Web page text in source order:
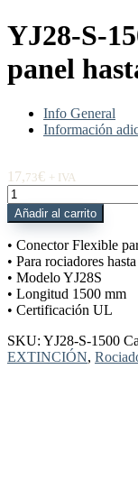
YJ28-S-
panel
Info General
Información
17,73€ + IVA
YJ28-
S-
1500
Conector
Flexible
panel
hasta
K200
mm
UL
Añadir al carrito
• Conector Flexible
• Para rociadores
• Modelo YJ28S
• Longitud 1500 mm
• Certificación UL
SKU: YJ28-S-1500
EXTINCIÓN,